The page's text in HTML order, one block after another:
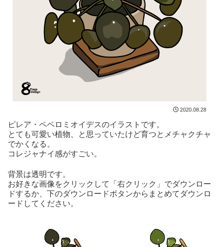
2020.08.28
ピレア・ペペロミオイデスのイラストです。
とても可愛い植物、と思っていたけど育つとメチャクチャ
でかくなる。
コレジャナイ感がすごい。
背景は透明です。
お好きな画像をクリックして「右クリック」でダウンロー
ドするか、下のダウンロードボタンからまとめてダウンロ
ードしてください。